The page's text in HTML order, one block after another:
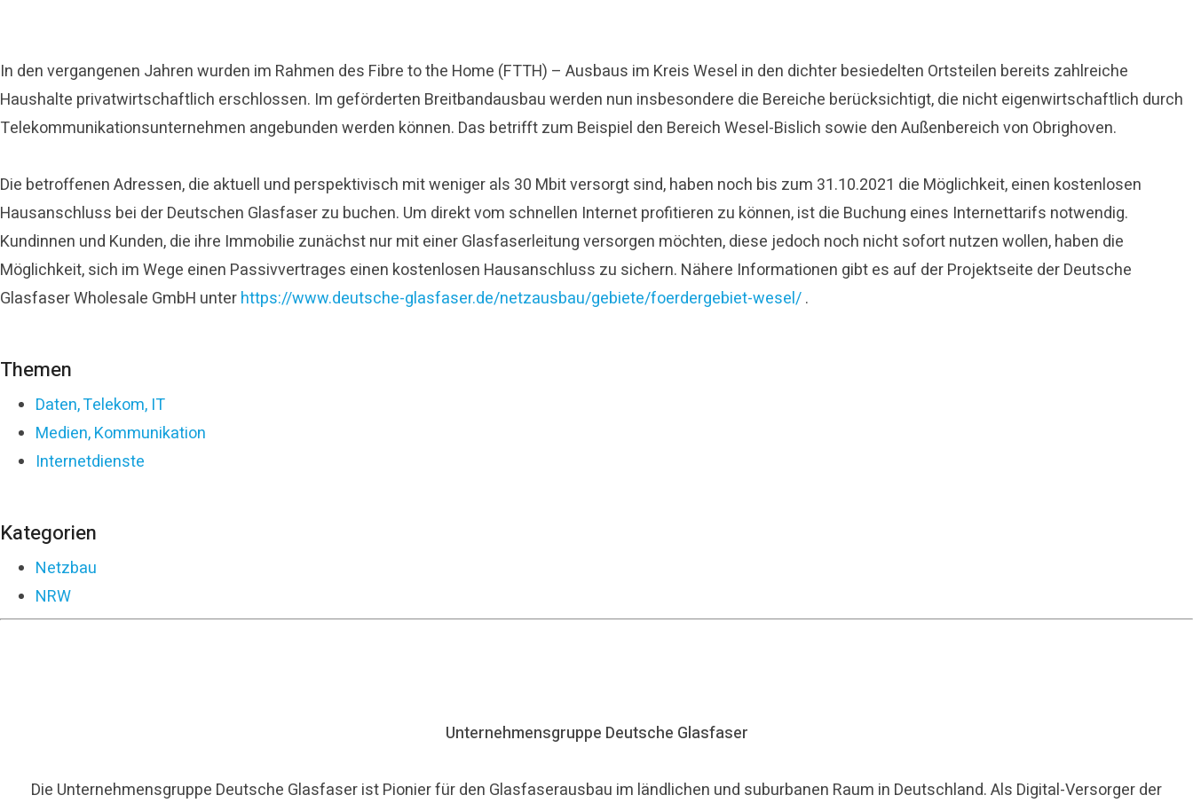
In den vergangenen Jahren wurden im Rahmen des Fibre to the Home (FTTH) – Ausbaus im Kreis Wesel in den dichter besiedelten Ortsteilen bereits zahlreiche
Haushalte privatwirtschaftlich erschlossen. Im geförderten Breitbandausbau werden nun insbesondere die Bereiche berücksichtigt, die nicht eigenwirtschaftlich durch
Telekommunikationsunternehmen angebunden werden können. Das betrifft zum Beispiel den Bereich Wesel-Bislich sowie den Außenbereich von Obrighoven.
Die betroffenen Adressen, die aktuell und perspektivisch mit weniger als 30 Mbit versorgt sind, haben noch bis zum 31.10.2021 die Möglichkeit, einen kostenlosen
Hausanschluss bei der Deutschen Glasfaser zu buchen. Um direkt vom schnellen Internet profitieren zu können, ist die Buchung eines Internettarifs notwendig.
Kundinnen und Kunden, die ihre Immobilie zunächst nur mit einer Glasfaserleitung versorgen möchten, diese jedoch noch nicht sofort nutzen wollen, haben die
Möglichkeit, sich im Wege einen Passivvertrages einen kostenlosen Hausanschluss zu sichern. Nähere Informationen gibt es auf der Projektseite der Deutsche
Glasfaser Wholesale GmbH unterhttps://www.deutsche-glasfaser.de/netzausbau/gebiete/foerdergebiet-wesel/.
Themen
Daten, Telekom, IT
Medien, Kommunikation
Internetdienste
Kategorien
Netzbau
NRW
Unternehmensgruppe Deutsche Glasfaser
Die Unternehmensgruppe Deutsche Glasfaser ist Pionier für den Glasfaserausbau im ländlichen und suburbanen Raum in Deutschland. Als Digital-Versorger der